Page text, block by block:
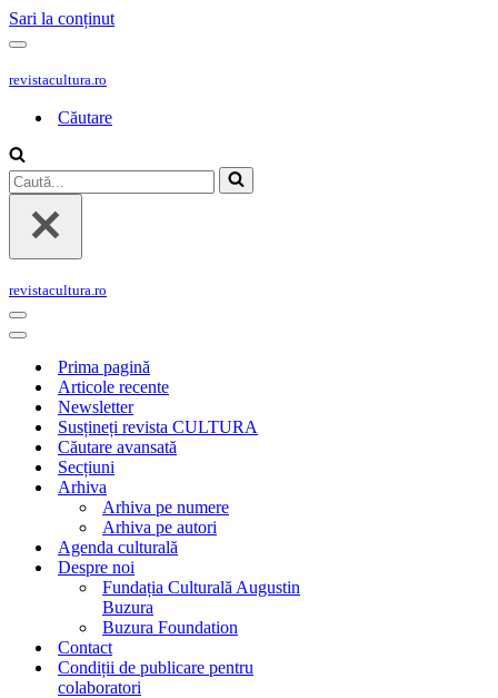
Sari la conținut
Meniu
navigare
revistacultura.ro
Căutare
Caută...
revistacultura.ro
Meniu
de
Meniu
navigarePrima pagină
Articole recente
Newsletter
Susțineți revista CULTURA
Căutare avansată
Secțiuni
Arhiva
Arhiva pe numere
Arhiva pe autori
Agenda culturală
Despre noi
Fundația Culturală Augustin
Buzura
Buzura Foundation
Contact
Condiții de publicare pentru
colaboratori